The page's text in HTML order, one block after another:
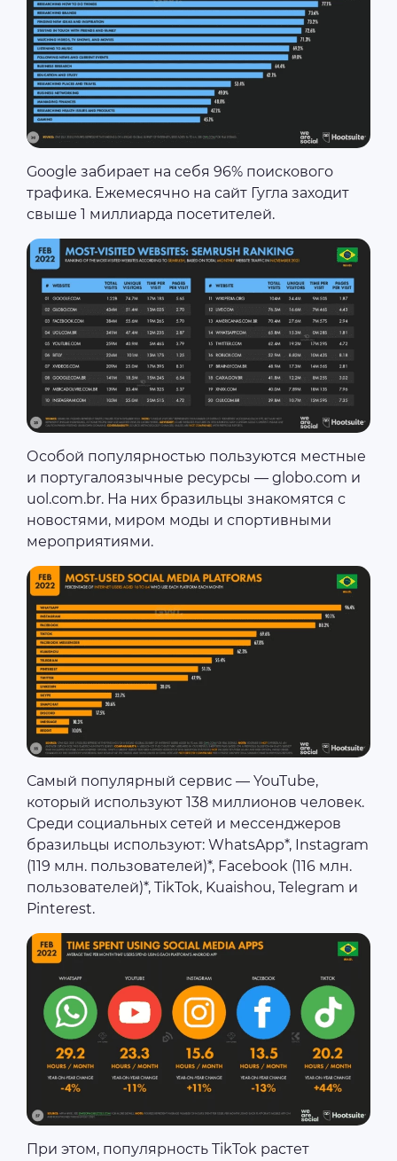
Google забирает на себя 96% поискового
трафика. Ежемесячно на сайт Гугла заходит
свыше 1 миллиарда посетителей.
Особой популярностью пользуются местные
и португалоязычные ресурсы — globo.com и
uol.com.br. На них бразильцы знакомятся с
новостями, миром моды и спортивными
мероприятиями.
Самый популярный сервис — YouTube,
который используют 138 миллионов человек.
Среди социальных сетей и мессенджеров
бразильцы используют: WhatsApp*, Instagram
(119 млн. пользователей)*, Facebook (116 млн.
пользователей)*, TikTok, Kuaishou, Telegram и
Pinterest.
При этом, популярность TikTok растет